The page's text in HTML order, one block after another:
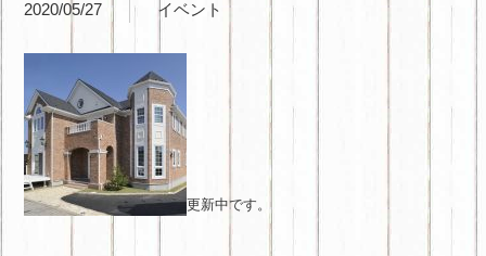
2020/05/27 イベント
更新中です。